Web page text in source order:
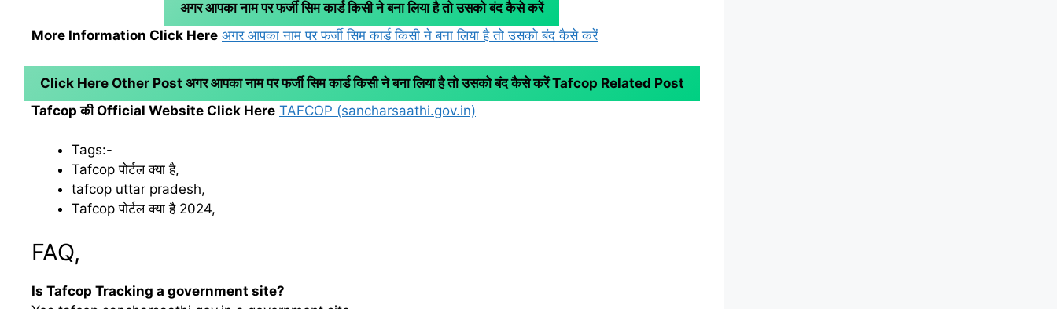
अगर आपका नाम पर फर्जी सिम कार्ड किसी ने बना लिया है तो उसको बंद कैसे करें
More Information Click Here अगर आपका नाम पर फर्जी सिम कार्ड किसी ने बना लिया है तो उसको बंद कैसे करें
Click Here Other Post अगर आपका नाम पर फर्जी सिम कार्ड किसी ने बना लिया है तो उसको बंद कैसे करेंTafcop Related Post
Tafcop की Official Website Click Here TAFCOP (sancharsaathi.gov.in)
Tags:-
Tafcop पोर्टल क्या है,
tafcop uttar pradesh,
Tafcop पोर्टल क्या है 2024,
FAQ,
Is Tafcop Tracking a government site?